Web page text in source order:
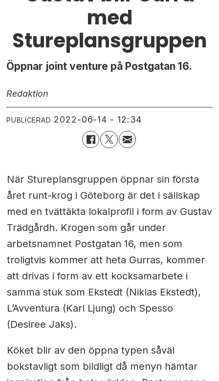
med
Stureplansgruppen
Öppnar joint venture på Postgatan 16.
Redaktion
PUBLICERAD 2022-06-14 - 12:34
När Stureplansgruppen öppnar sin första
året runt-krog i Göteborg är det i sällskap
med en tvättäkta lokalprofil i form av Gustav
Trädgårdh. Krogen som går under
arbetsnamnet Postgatan 16, men som
troligtvis kommer att heta Gurras, kommer
att drivas i form av ett kocksamarbete i
samma stuk som Ekstedt (Niklas Ekstedt),
L’Avventura (Karl Ljung) och Spesso
(Desiree Jaks).
Köket blir av den öppna typen såväl
bokstavligt som bildligt då menyn hämtar